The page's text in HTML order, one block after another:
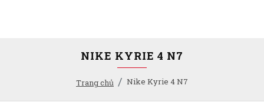
Trang chủ Nike Kyrie 4 N7
NIKE KYRIE 4 N7